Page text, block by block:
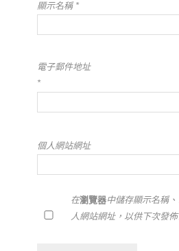
顯示名稱 *
電子郵件地址
*
個人網站網址
在瀏覽器中儲存顯示名稱
人網站網址，以供下次發